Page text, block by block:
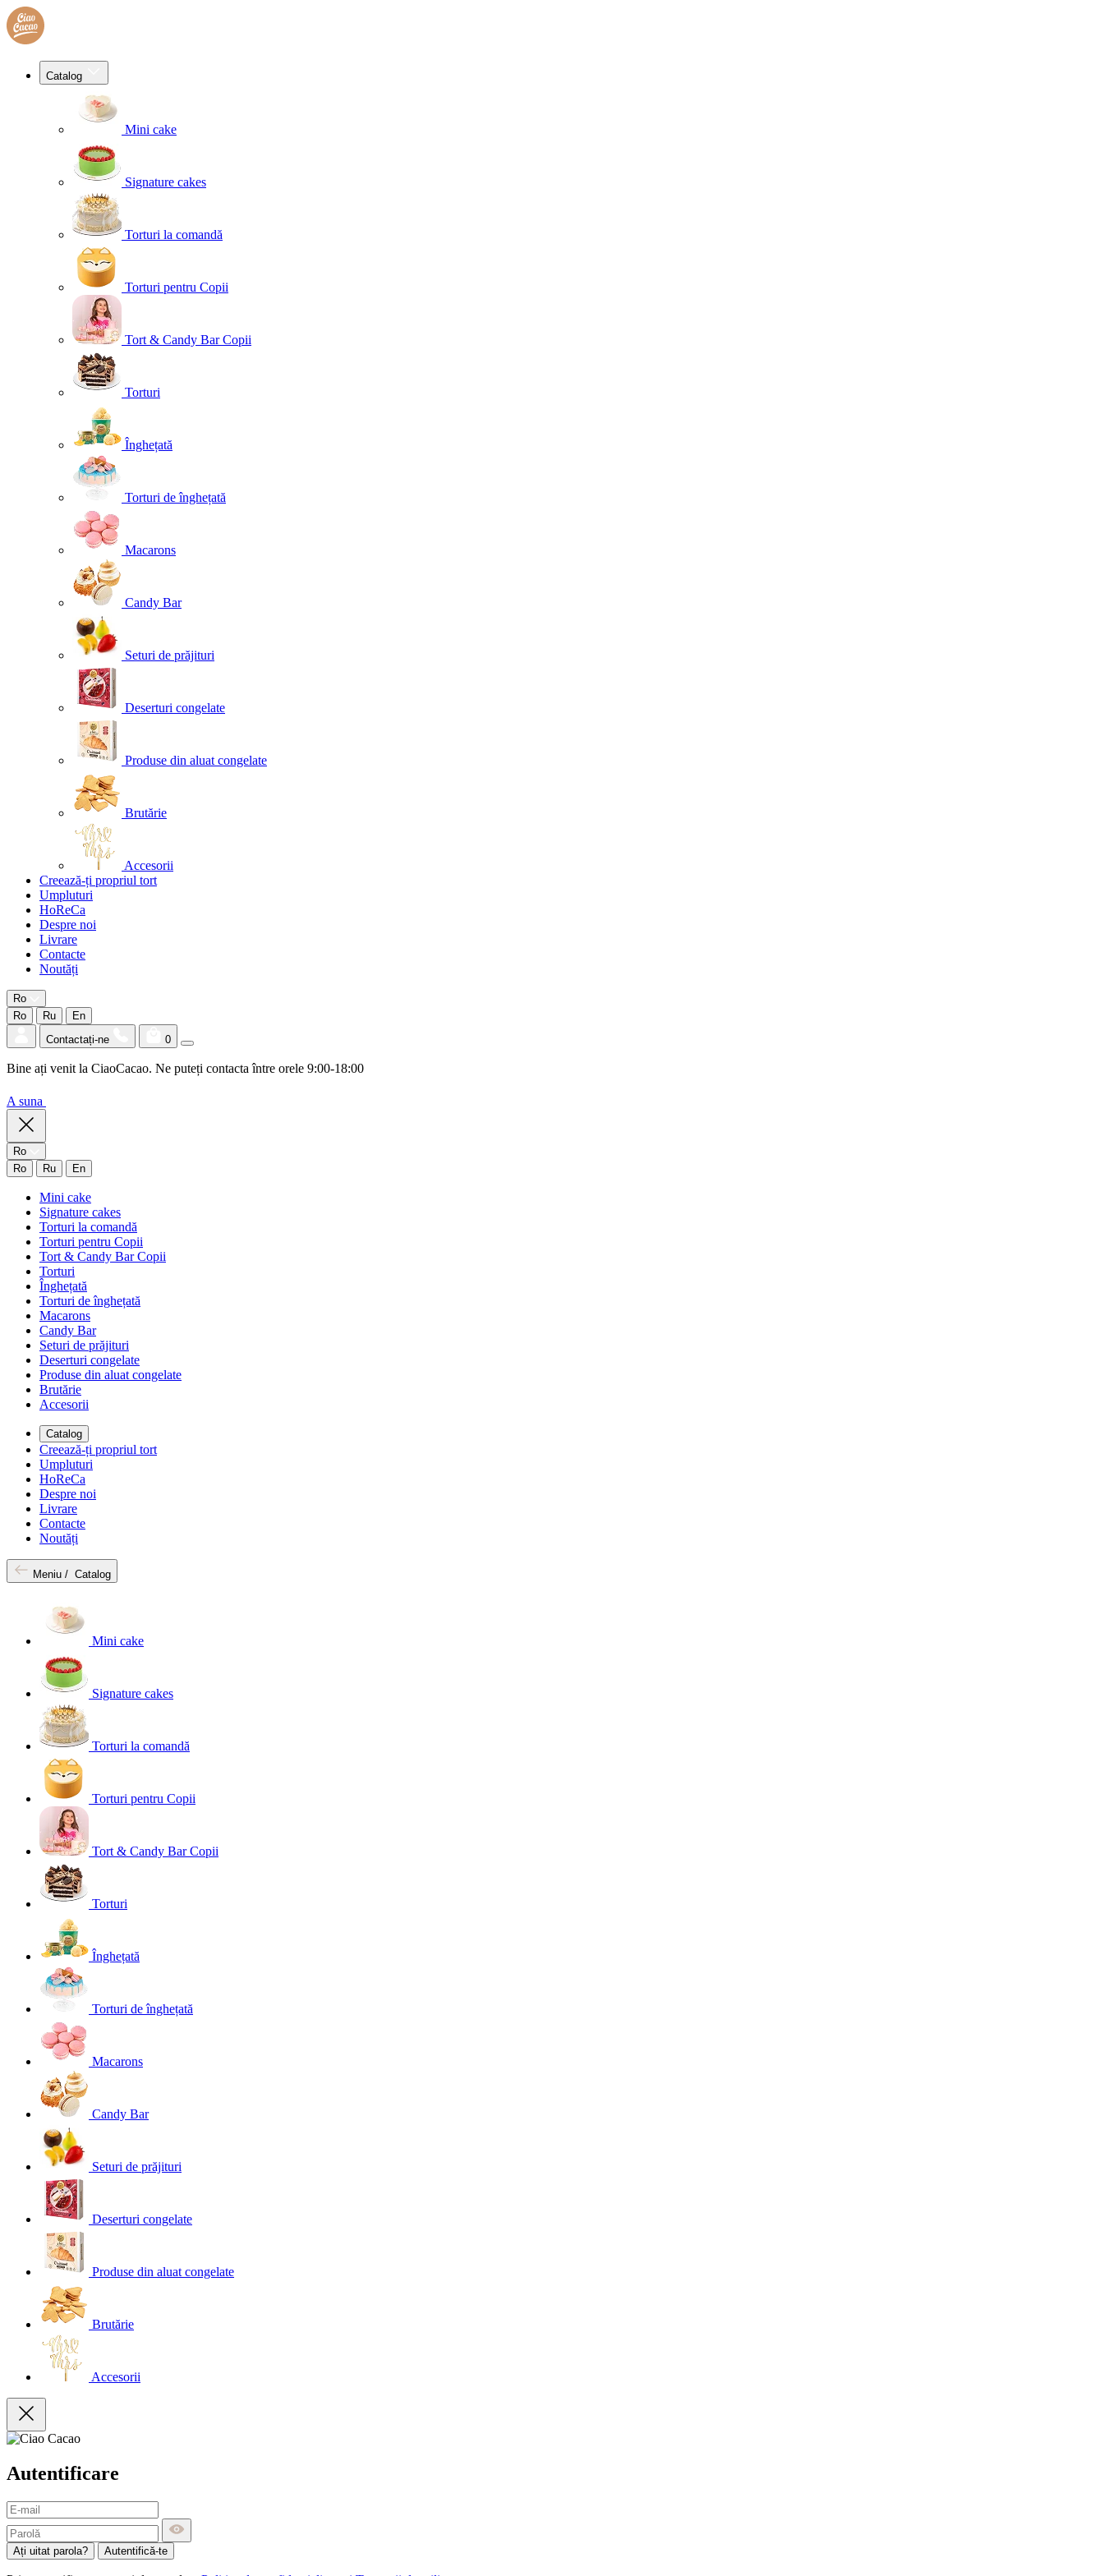
Catalog
Mini cake
Signature cakes
Torturi la comandă
Torturi pentru Copii
Tort & Candy Bar Copii
Torturi
Înghețată
Torturi de înghețată
Macarons
Candy Bar
Seturi de prăjituri
Deserturi congelate
Produse din aluat congelate
Brutărie
Accesorii
Creează-ți propriul tort
Umpluturi
HoReCa
Despre noi
Livrare
Contacte
Noutăți
Ro
Ro
Ru
En
Contactați-ne
0
Bine ați venit la CiaoCacao. Ne puteți contacta între orele 9:00-18:00
A suna
Ro
Ro
Ru En
Mini cake
Signature cakes
Torturi la comandă
Torturi pentru Copii
Tort & Candy Bar Copii
Torturi
Înghețată
Torturi de înghețată
Macarons
Candy Bar
Seturi de prăjituri
Deserturi congelate
Produse din aluat congelate
Brutărie
Accesorii
Catalog
Creează-ți propriul tort
Umpluturi
HoReCa
Despre noi
Livrare
Contacte
Noutăți
Meniu / Catalog
Mini cake
Signature cakes
Torturi la comandă
Torturi pentru Copii
Tort & Candy Bar Copii
Torturi
Înghețată
Torturi de înghețată
Macarons
Candy Bar
Seturi de prăjituri
Deserturi congelate
Produse din aluat congelate
Brutărie
Accesorii
Autentificare
Ați uitat parola? Autentifică-te